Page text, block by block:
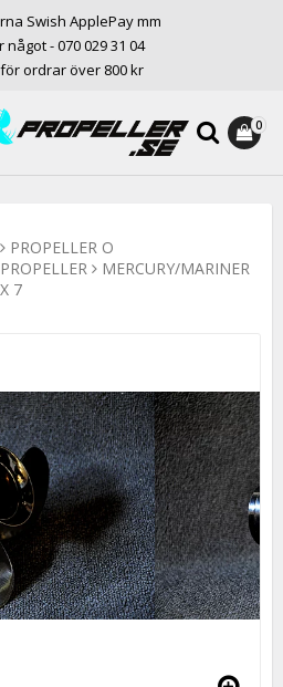
Swish ApplePay mm
- 070 029 31 04
ordrar över 800 kr
0
PROPELLER O
MERCURY/MARINER
7